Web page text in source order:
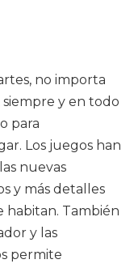
no importa
y en todo
para
Los juegos han
nuevas
y más detalles
habitan. También
y las
permite